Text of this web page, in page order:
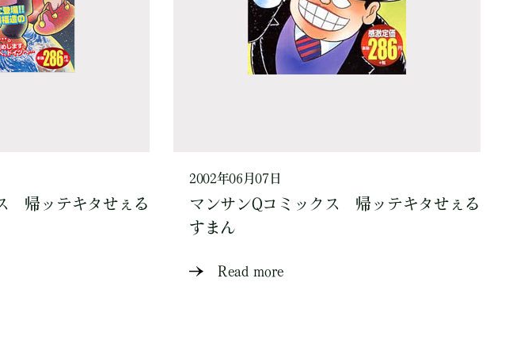
帰ッテキタせぇる
2002年06月07日
マンサンQコミックス 帰ッテキタせぇる
すまん
Read more